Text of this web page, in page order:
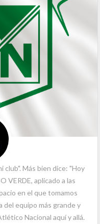
club". Más bien dice: "Hoy
VERDE, aplicado a las
en el que tomamos
equipo más grande y
Nacional aquí y allá.